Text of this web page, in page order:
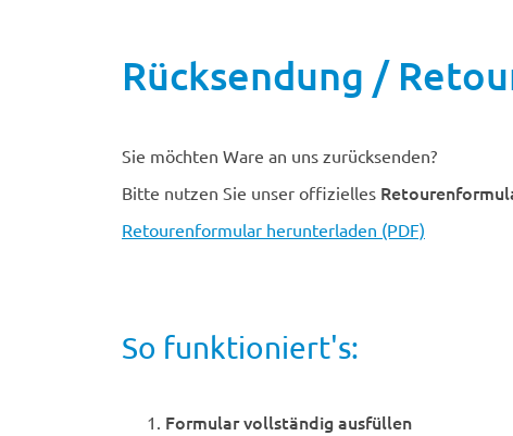
Rücksendung /
Sie möchten Ware an uns zurücksenden?
Bitte nutzen Sie unser offizielles
Retourenformular herunterladen (PDF)
So funktioniert's:
Formular vollständig ausfüllen